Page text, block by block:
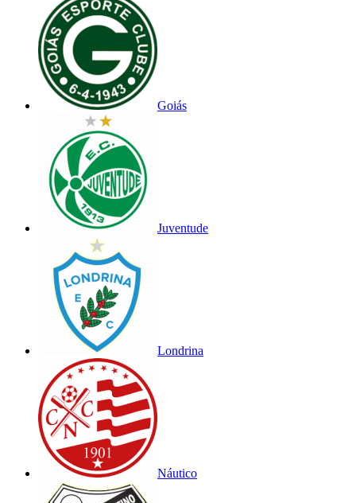
Goiás
Juventude
Londrina
Náutico